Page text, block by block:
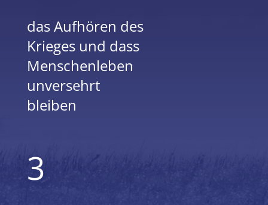
das Aufhören des
Krieges und dass
Menschenleben
unversehrt
bleiben
3